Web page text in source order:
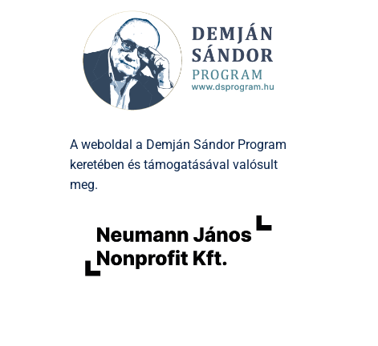
A weboldal a Demján Sándor Program
keretében és támogatásával valósult
meg.